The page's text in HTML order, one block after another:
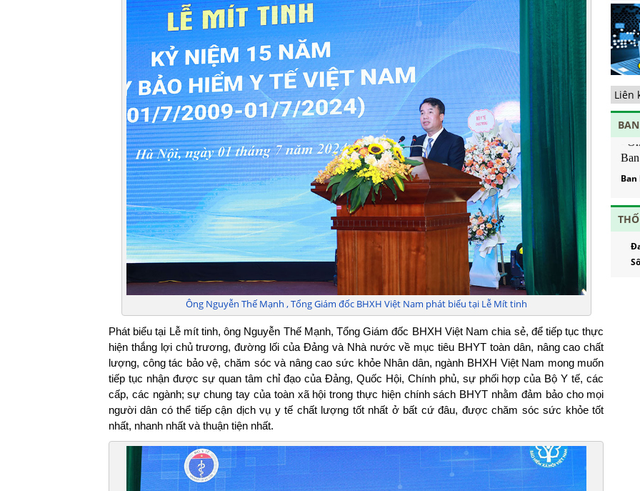
Ông Nguyễn Thế Mạnh , Tổng Giám đốc BHXH Việt Nam phát biểu tại Lễ Mít tinh
Phát biểu tại Lễ mít tinh, ông Nguyễn Thế Mạnh, Tổng Giám đốc BHXH Việt Nam chia sẻ, để tiếp tục thực
hiện thắng lợi chủ trương, đường lối của Đảng và Nhà nước về mục tiêu BHYT toàn dân, nâng cao chất
lượng, công tác bảo vệ, chăm sóc và nâng cao sức khỏe Nhân dân, ngành BHXH Việt Nam mong muốn
tiếp tục nhận được sự quan tâm chỉ đạo của Đảng, Quốc Hội, Chính phủ, sự phối hợp của Bộ Y tế, các
cấp, các ngành; sự chung tay của toàn xã hội trong thực hiện chính sách BHYT nhằm đảm bảo cho mọi
người dân có thể tiếp cận dịch vụ y tế chất lượng tốt nhất ở bất cứ đâu, được chăm sóc sức khỏe tốt
nhất, nhanh nhất và thuận tiện nhất.
tế
-
-
-
-